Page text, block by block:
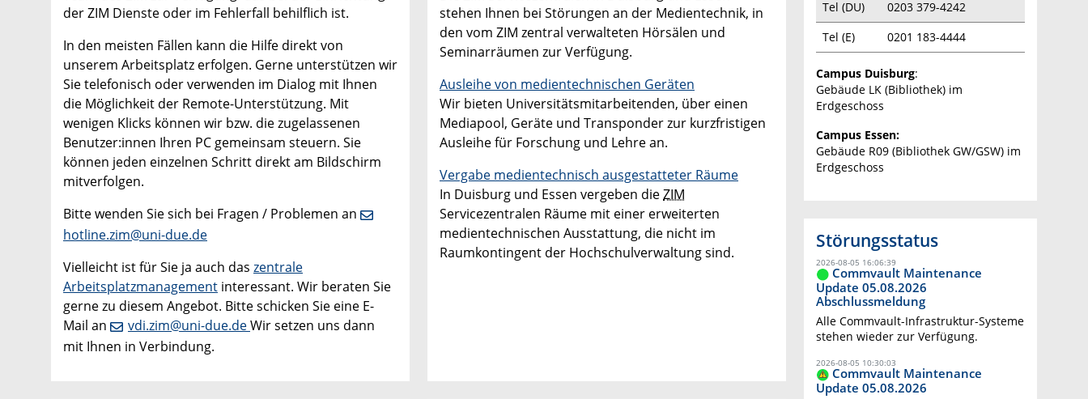
der ZIM Dienste oder im Fehlerfall behilflich ist.
In den meisten Fällen kann die Hilfe direkt von
unserem Arbeitsplatz erfolgen. Gerne unterstützen wir
Sie telefonisch oder verwenden im Dialog mit Ihnen
die Möglichkeit der Remote-Unterstützung. Mit
wenigen Klicks können wir bzw. die zugelassenen
Benutzer:innen Ihren PC gemeinsam steuern. Sie
können jeden einzelnen Schritt direkt am Bildschirm
mitverfolgen.
Bitte wenden Sie sich bei Fragen / Problemen an
hotline.zim@uni-due.de
Vielleicht ist für Sie ja auch das zentrale
Arbeitsplatzmanagement interessant. Wir beraten Sie
gerne zu diesem Angebot. Bitte schicken Sie eine E-
Mail an
vdi.zim@uni-due.deWir setzen uns dann
mit Ihnen in Verbindung.
stehen Ihnen bei Störungen an der Medientechnik, in
den vom ZIM zentral verwalteten Hörsälen und
Seminarräumen zur Verfügung.
Ausleihe von medientechnischen Geräten
Wir bieten Universitätsmitarbeitenden, über einen
Mediapool, Geräte und Transponder zur kurzfristigen
Ausleihe für Forschung und Lehre an.
Vergabe medientechnisch ausgestatteter Räume
In Duisburg und Essen vergeben dieZIM
Servicezentralen Räume mit einer erweiterten
medientechnischen Ausstattung, die nicht im
Raumkontingent der Hochschulverwaltung sind.
Tel (DU)
0203 379-4242
Tel (E)
0201 183-4444
Campus Duisburg:
Gebäude LK (Bibliothek) im
Erdgeschoss
Campus Essen:
Gebäude R09 (Bibliothek GW/GSW) im
Erdgeschoss
Störungsstatus
2026-08-05 16:06:39
Commvault Maintenance
Update 05.08.2026
Abschlussmeldung
Alle Commvault-Infrastruktur-Systeme
stehen wieder zur Verfügung.
2026-08-05 10:30:03
Commvault Maintenance
Update 05.08.2026